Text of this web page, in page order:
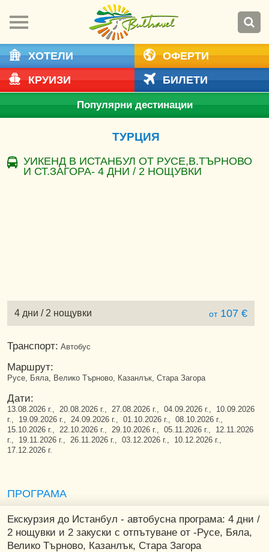
ХОТЕЛИ
ОФЕРТИ
КРУИЗИ
БИЛЕТИ
Популярни дестинации
ТУРЦИЯ
УИКЕНД В ИСТАНБУЛ ОТ РУСЕ,В.ТЪРНОВО
И СТ.ЗАГОРА- 4 ДНИ / 2 НОЩУВКИ
4 дни / 2 нощувки от107 €
Транспорт: Автобус
Маршрут:
Русе, Бяла, Велико Търново, Казанлък, Стара Загора
Дати:
13.08.2026 г., 20.08.2026 г., 27.08.2026 г., 04.09.2026 г., 10.09.2026
г., 19.09.2026 г., 24.09.2026 г., 01.10.2026 г., 08.10.2026 г.,
15.10.2026 г., 22.10.2026 г., 29.10.2026 г., 05.11.2026 г., 12.11.2026
г., 19.11.2026 г., 26.11.2026 г., 03.12.2026 г., 10.12.2026 г.,
17.12.2026 г.
ПРОГРАМА
Екскурзия до Истанбул - автобусна програма: 4 дни /
2 нощувки и 2 закуски с отпътуване от -Русе, Бяла,
Велико Търново, Казанлък, Стара Загора